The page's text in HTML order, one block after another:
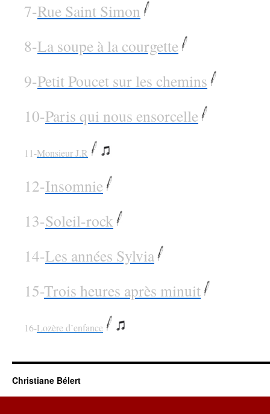
7-Rue Saint Simon
8-La soupe à la courgette
9-Petit Poucet sur les chemins
10-Paris qui nous ensorcelle
11-Monsieur J.R
12-Insomnie
13-Soleil-rock
14-Les années Sylvia
15-Trois heures après minuit
16-Lozère d’enfance
Christiane Bélert